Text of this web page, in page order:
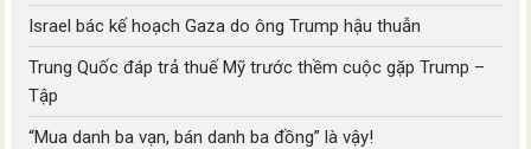
Israel bác kế hoạch Gaza do ông Trump hậu thuẫn
Trung Quốc đáp trả thuế Mỹ trước thềm cuộc gặp Trump –
Tập
“Mua danh ba vạn, bán danh ba đồng” là vậy!